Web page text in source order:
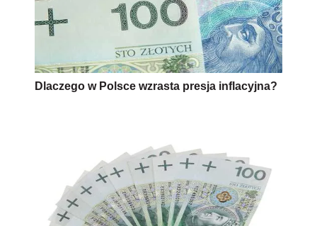
Dlaczego w Polsce wzrasta presja inflacyjna?